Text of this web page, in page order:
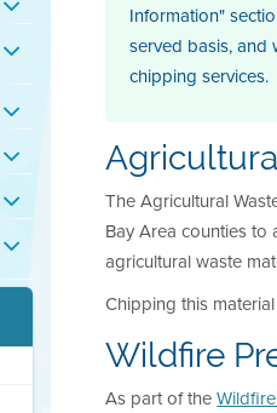
Information"
served basis, and
chipping services.
The Agricultural
Bay Area counties
agricultural waste
Chipping this
Wildfire
As part of the